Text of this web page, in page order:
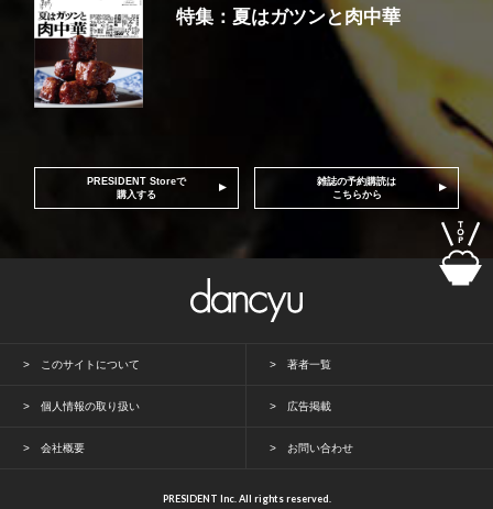
特集：夏はガツンと肉中華
PRESIDENT Storeで
購入する
雑誌の予約購読は
こちらから
このサイトについて 著者一覧
個人情報の取り扱い 広告掲載
会社概要 お問い合わせ
PRESIDENT Inc. All rights reserved.